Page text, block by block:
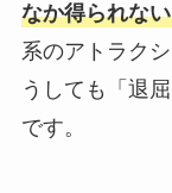
なか得られな
系のアトラク
うしても「退
です。